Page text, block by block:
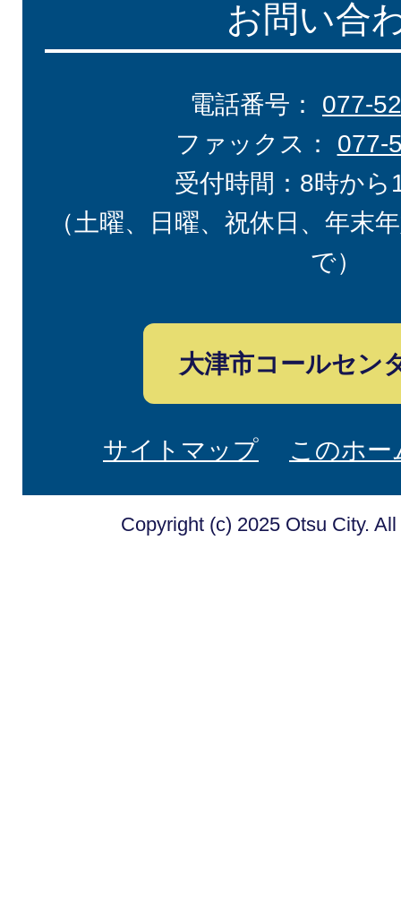
お問い合
電話番号： 077-
ファックス： 077-
受付時間：8時から
（土曜、日曜、祝休日、年末
で）
大津市コールセン
サイトマップ このホ
Copyright (c) 2025 Otsu City.